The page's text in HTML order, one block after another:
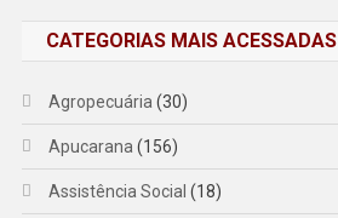
CATEGORIAS MAIS ACESSADAS
Agropecuária (30)
Apucarana (156)
Assistência Social (18)